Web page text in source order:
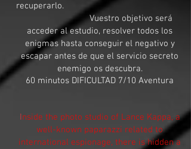
recuperarlo.
Vuestro objetivo será
acceder al estudio, resolver todos los
enigmas hasta conseguir el negativo y
escapar antes de que el servicio secreto
enemigo os descubra.
60 minutos DIFICULTAD 7/10 Aventura
Inside the photo studio of Lance Kappa, a
well-known paparazzi related to
international espionage, there is hidden a